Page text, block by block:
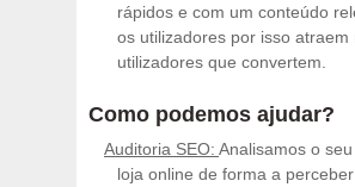
rápidos e com um conteúdo
os utilizadores por isso atraem
utilizadores que convertem.
Como podemos ajudar?
Auditoria SEO: Analisamos o
loja online de forma a